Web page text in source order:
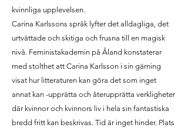
kvinnliga upplevelsen.
Carina Karlssons språk lyfter det alldagliga, det
urtvättade och skitiga och frusna till en magisk
nivå. Feministakademin på Åland konstaterar
med stolthet att Carina Karlsson i sin gärning
visat hur litteraturen kan göra det som inget
annat kan -upprätta och återupprätta verkligheter
där kvinnor och kvinnors liv i hela sin fantastiska
bredd fritt kan beskrivas. Tid är inget hinder. Plats